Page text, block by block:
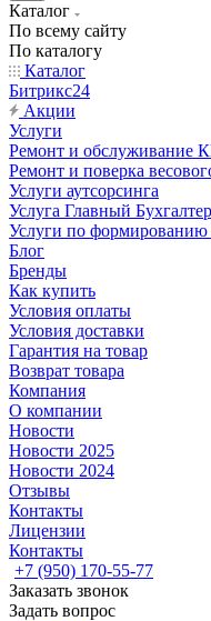
Каталог
По всему сайту
По каталогу
Каталог
Битрикс24
Акции
Услуги
Ремонт и обслуживание
Ремонт и поверка
Услуги аутсорсинга
Услуга Главный Бухгалтер
Услуги по
Блог
Бренды
Как купить
Условия оплаты
Условия доставки
Гарантия на товар
Возврат товара
Компания
О компании
Новости
Новости 2025
Новости 2024
Отзывы
Контакты
Лицензии
Контакты
+7 (950) 170-55-77
Заказать звонок
Задать вопрос